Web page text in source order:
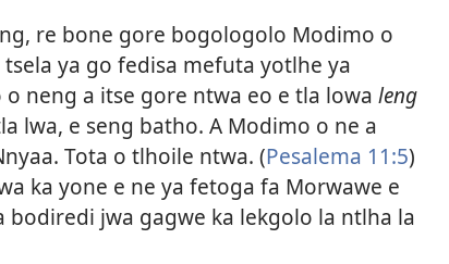
re bone gore bogologolo Modimo o
ya go fedisa mefuta yotlhe ya
neng a itse gore ntwa eo e tla lowa leng
lwa, e seng batho. A Modimo o ne a
Tota o tlhoile ntwa. (Pesalema 11:5)
ka yone e ne ya fetoga fa Morwawe e
bodiredi jwa gagwe ka lekgolo la ntlha la